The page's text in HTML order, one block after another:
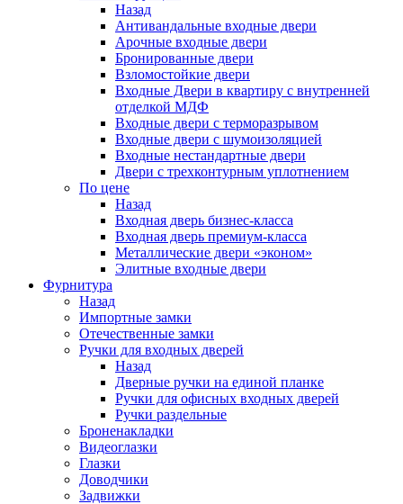
Назад
Антивандальные входные двери
Арочные входные двери
Бронированные двери
Взломостойкие двери
Входные Двери в квартиру с внутренней
отделкой МДФ
Входные двери с терморазрывом
Входные двери с шумоизоляцией
Входные нестандартные двери
Двери с трехконтурным уплотнением
По цене
Назад
Входная дверь бизнес-класса
Входная дверь премиум-класса
Металлические двери «эконом»
Элитные входные двери
Фурнитура
Назад
Импортные замки
Отечественные замки
Ручки для входных дверей
Назад
Дверные ручки на единой планке
Ручки для офисных входных дверей
Ручки раздельные
Броненакладки
Видеоглазки
Глазки
Доводчики
Задвижки